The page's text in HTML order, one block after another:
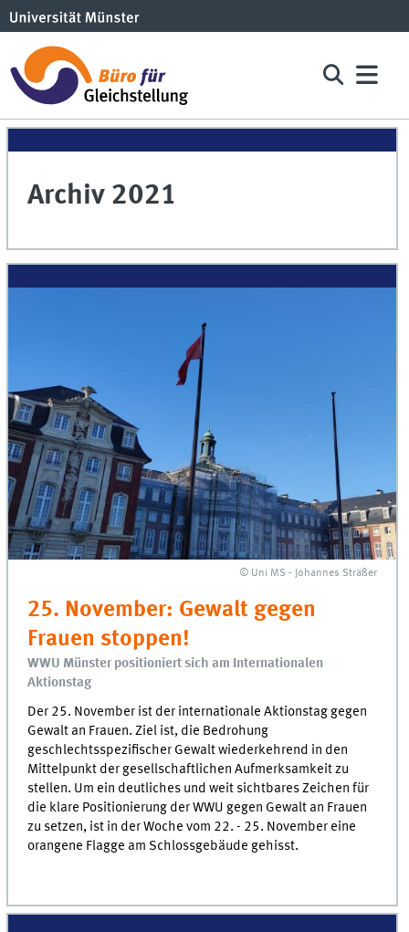
Archiv 2021
© Uni MS - Johannes Sträßer
25. November: Gewalt gegen
Frauen stoppen!
WWU Münster positioniert sich am Internationalen
Aktionstag
Der 25. November ist der internationale Aktionstag gegen
Gewalt an Frauen. Ziel ist, die Bedrohung
geschlechtsspezifischer Gewalt wiederkehrend in den
Mittelpunkt der gesellschaftlichen Aufmerksamkeit zu
stellen. Um ein deutliches und weit sichtbares Zeichen für
die klare Positionierung der WWU gegen Gewalt an Frauen
zu setzen, ist in der Woche vom 22. - 25. November eine
orangene Flagge am Schlossgebäude gehisst.